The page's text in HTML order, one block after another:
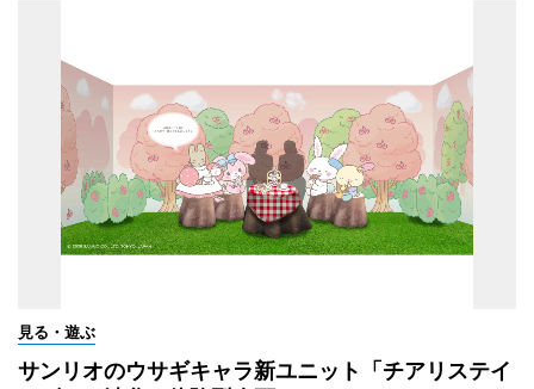
見る・遊ぶ
サンリオのウサギキャラ新ユニット「チアリステイ